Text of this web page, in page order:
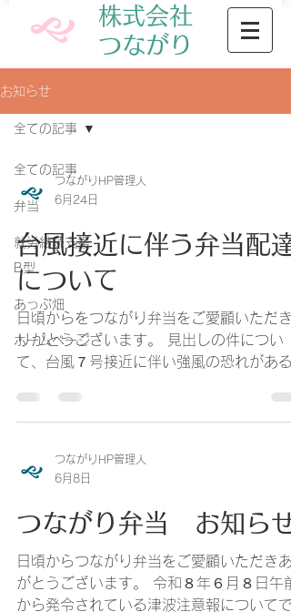
株式会社
​つながり
お知らせ
全ての記事
弁当
就労継続支援
B型
あっぷ畑
ホームページ
全ての記事
つながりHP管理人
6月24日
台風接近に伴う弁当配達
について
日頃からをつながり弁当をご愛顧いただき
りがとうございます。 見出しの件につい
て、台風７号接近に伴い強風の恐れがある
弁当配達を誠に勝手ながらお休み頂きます
ご愛顧いただいているお客様につきまして
６月２９日（月）メニューに関しては特に
つながりHP管理人
6月8日
つながり弁当 お知らせ
日頃からつながり弁当をご愛顧いただきあ
がとうございます。 令和８年６月８日午前
から発令されている津波注意報についてで